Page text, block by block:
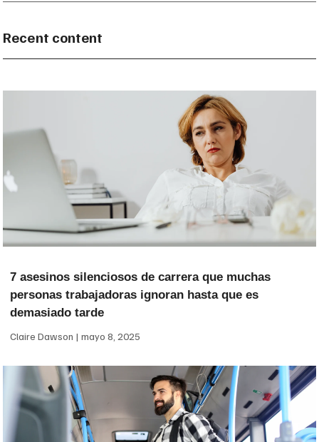
Recent content
7 asesinos silenciosos de carrera que muchas
personas trabajadoras ignoran hasta que es
demasiado tarde
Claire Dawson mayo 8, 2025